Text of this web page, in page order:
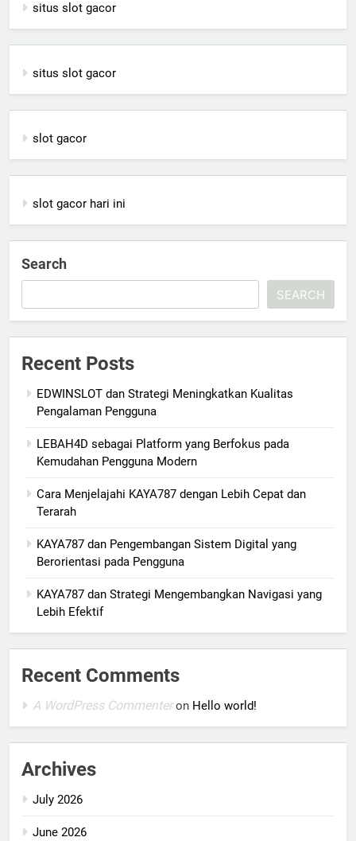
situs slot gacor
situs slot gacor
slot gacor
slot gacor hari ini
Search
SEARCH
Recent Posts
EDWINSLOT dan Strategi Meningkatkan Kualitas
Pengalaman Pengguna
LEBAH4D sebagai Platform yang Berfokus pada
Kemudahan Pengguna Modern
Cara Menjelajahi KAYA787 dengan Lebih Cepat dan
Terarah
KAYA787 dan Pengembangan Sistem Digital yang
Berorientasi pada Pengguna
KAYA787 dan Strategi Mengembangkan Navigasi yang
Lebih Efektif
Recent Comments
A WordPress Commenteron Hello world!
Archives
July 2026
June 2026